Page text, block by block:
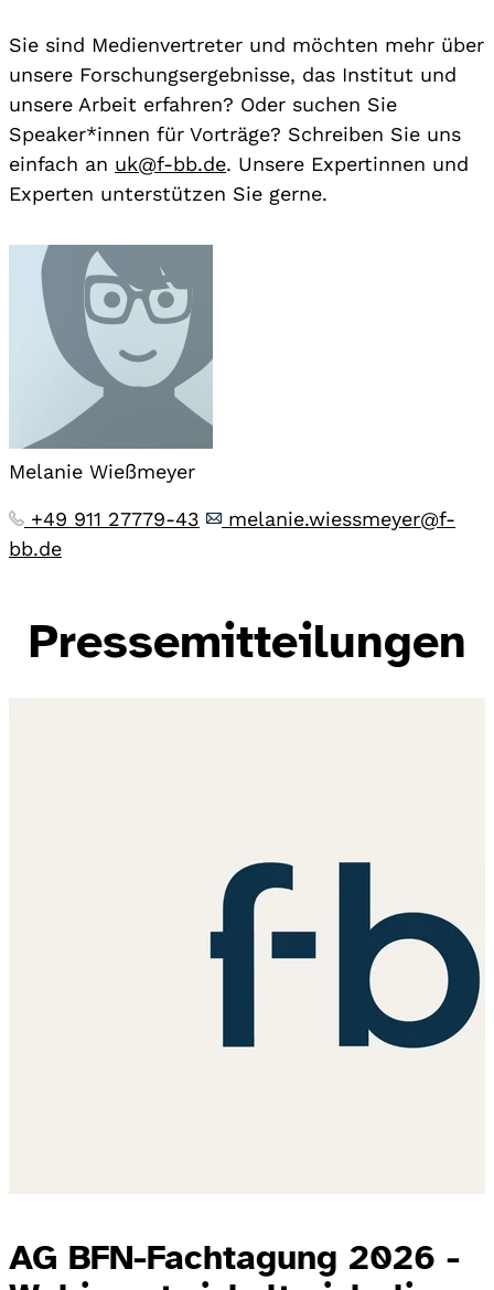
Sie sind Medienvertreter und möchten mehr über
unsere Forschungsergebnisse, das Institut und
unsere Arbeit erfahren? Oder suchen Sie
Speaker*innen für Vorträge? Schreiben Sie uns
einfach an uk@f-bb.de. Unsere Expertinnen und
Experten unterstützen Sie gerne.
Melanie Wießmeyer
+49 911 27779-43
melanie.wiessmeyer@f-
bb.de
Pressemitteilungen
AG BFN-Fachtagung 2026 -